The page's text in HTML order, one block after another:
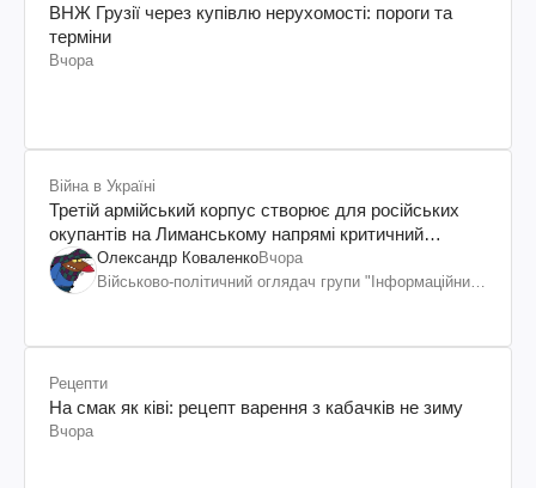
ВНЖ Грузії через купівлю нерухомості: пороги та
терміни
Вчора
Війна в Україні
Третій армійський корпус створює для російських
окупантів на Лиманському напрямі критичний
дискомфорт: як це вдалося
Олександр КоваленкоВчора
Військово-політичний оглядач групи "Інформаційний
Рецепти
На смак як ківі: рецепт варення з кабачків не зиму
Вчора